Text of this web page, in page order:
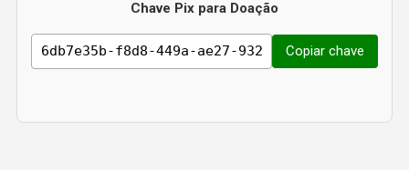
Chave Pix para Doação
Copiar chave